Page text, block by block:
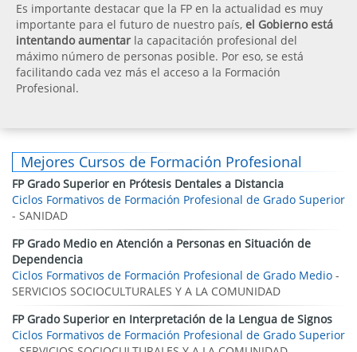
Es importante destacar que la FP en la actualidad es muy
importante para el futuro de nuestro país, el Gobierno está
intentando aumentar la capacitación profesional del
máximo número de personas posible. Por eso, se está
facilitando cada vez más el acceso a la Formación
Profesional.
Mejores Cursos de Formación Profesional
FP Grado Superior en Prótesis Dentales a Distancia
Ciclos Formativos de Formación Profesional de Grado Superior
- SANIDAD
FP Grado Medio en Atención a Personas en Situación de
Dependencia
Ciclos Formativos de Formación Profesional de Grado Medio -
SERVICIOS SOCIOCULTURALES Y A LA COMUNIDAD
FP Grado Superior en Interpretación de la Lengua de Signos
Ciclos Formativos de Formación Profesional de Grado Superior